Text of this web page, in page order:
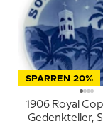
SPARREN 20%
1906 Royal
Gedenkteller,